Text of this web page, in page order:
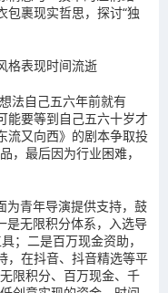
包裹现实哲思，探讨“独
格表现时间流逝
法自己五六年前就有
能要等到自己五六十岁才
流又向西》的剧本争取投
，最后因为行业困难，
为青年导演提供支持，鼓
是无限积分体系，入选导
；二是百万现金资助，
，在抖音、抖音精选等平
限积分、百万现金、千